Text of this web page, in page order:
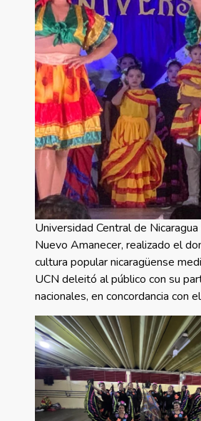
Universidad Central de
Nuevo Amanecer, realizado el
cultura popular nicaragüense
UCN deleitó al público con su
nacionales, en concordancia con